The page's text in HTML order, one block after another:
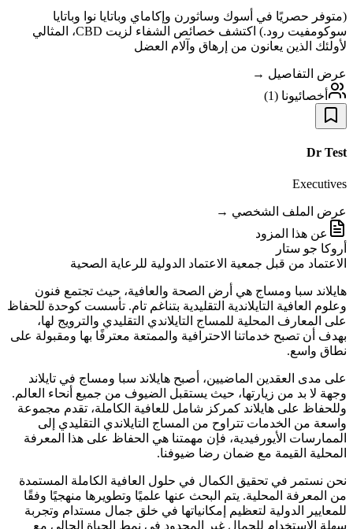
(متوفر حصريًا في أسوك وساثورن وإكاماي وباتايا نوا وباتايا
سوكومفيت رود.) اكتشف خصائص الشفاء لزيت CBD، المثالي
لأولئك الذين يعانون من إرهاق وآلام العضل
عرض التفاصيل →
أخصائيونا (
1
)
Dr Test
Executives
عرض الملف الشخصي →
عن هذا المزود
أروكا جو ستار
الاعتماد من قبل جمعية الاعتماد الدولية للرعاية الصحية
هايلاند سبا ومساج هي أرض الصحة والعافية، حيث تجتمع فنون
وعلوم العافية التايلاندية التقليدية بتناغم تام. تأسست كوحدة للحفاظ
على المعارف المحلية للمساج التايلاندي التقليدي والترويج لها،
بهدف أن تصبح خدماتنا الاحترافية والممتعة معترفًا بها ومقبولة على
نطاق واسع.
على مدى العقدين الماضيين، أصبح هايلاند سبا ومساج في تايلاند
وجهة لا بد من زيارتها، حيث يستقبل الضيوف من جميع أنحاء العالم.
وللحفاظ على هايلاند كمركز شامل للعافية الكاملة، تقدم مجموعة
واسعة من الخدمات تتراوح من المساج التايلاندي التقليدي إلى
الممارسات الأيورفيدية، فإن مهمتنا هي الحفاظ على هذا المعرفة
المحلية القيمة مع ضمان رضا ضيوفنا.
نحن نستمر في تحقيق الكمال في حلول العافية الكاملة المستمدة
من المعرفة المحلية. يتم البحث عنها علميًا وتطويرها منهجيًا وفقًا
للمعايير الدولية لتعظيم إمكانياتها في خلق جمال مستدام وتجربة
سهلة الاستخدام للجمال غير المحدود في نمط الحياة الحالي مع